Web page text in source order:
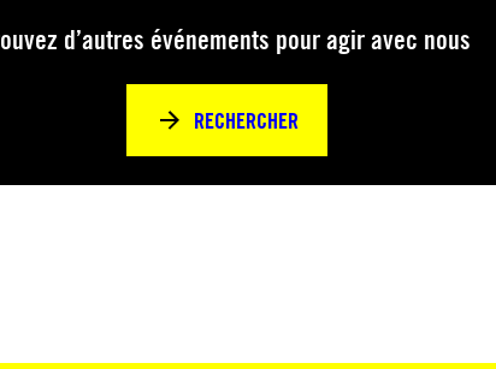
d’autres événements pour agir avec nous
RECHERCHER